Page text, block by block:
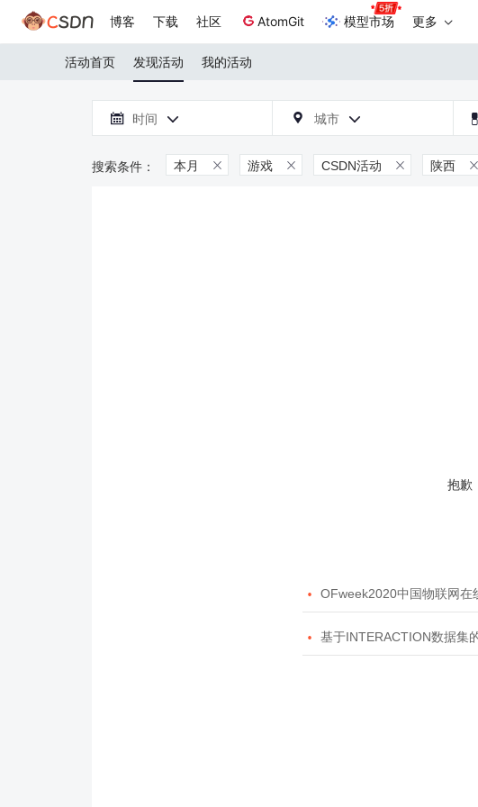
博客 下载 社区 AtomGit 模型市场 更多
活动首页 发现活动 我的活动
 时间   城市 
本月  游戏  CSDN活动  陕西 
抱歉
 OFweek2020中国物联网在
 基于INTERACTION数据集的自动